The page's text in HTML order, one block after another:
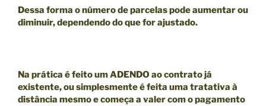
Dessa forma o número de parcelas pode aumentar ou
diminuir, dependendo do que for ajustado.
Na prática é feito um ADENDO ao contrato já
existente, ou simplesmente é feita uma tratativa à
distância mesmo e começa a valer com o pagamento